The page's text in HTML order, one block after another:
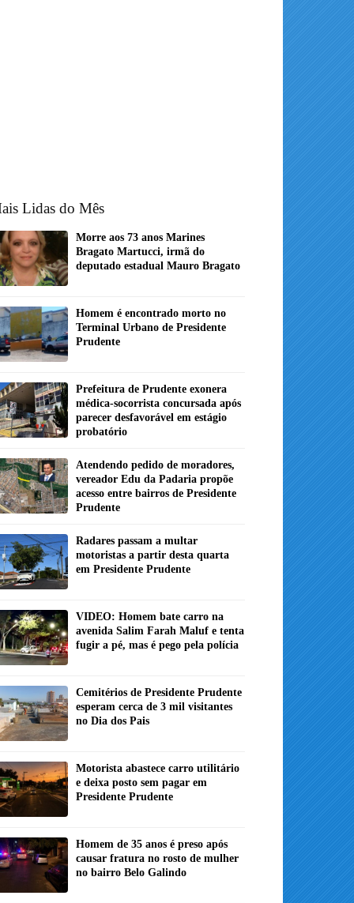
Lidas do Mês
Morre aos 73 anos Marines
Bragato Martucci, irmã do
deputado estadual Mauro Bragato
Homem é encontrado morto no
Terminal Urbano de Presidente
Prudente
Prefeitura de Prudente exonera
médica-socorrista concursada após
parecer desfavorável em estágio
probatório
Atendendo pedido de moradores,
vereador Edu da Padaria propõe
acesso entre bairros de Presidente
Prudente
Radares passam a multar
motoristas a partir desta quarta
em Presidente Prudente
VIDEO: Homem bate carro na
avenida Salim Farah Maluf e tenta
fugir a pé, mas é pego pela polícia
Cemitérios de Presidente Prudente
esperam cerca de 3 mil visitantes
no Dia dos Pais
Motorista abastece carro utilitário
e deixa posto sem pagar em
Presidente Prudente
Homem de 35 anos é preso após
causar fratura no rosto de mulher
no bairro Belo Galindo